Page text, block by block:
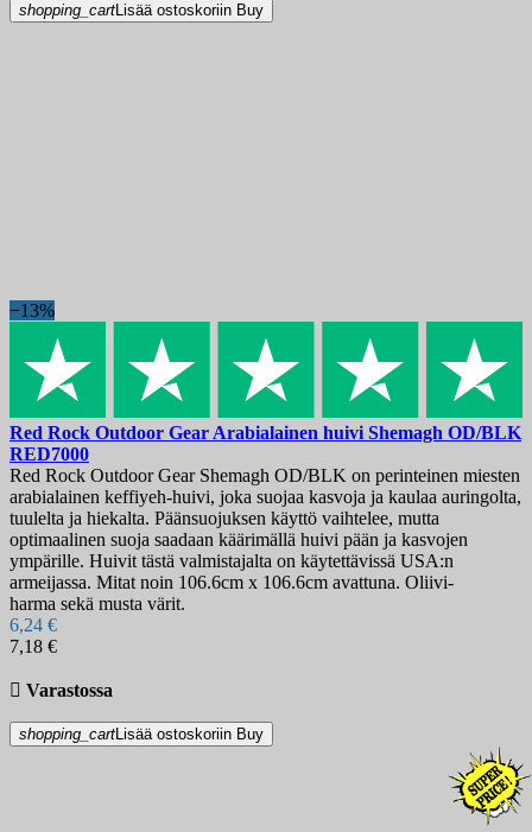
shopping_cartLisää ostoskoriin Buy
−13%
Red Rock Outdoor Gear Arabialainen huivi Shemagh OD/BLK
RED7000
Red Rock Outdoor Gear Shemagh OD/BLK on perinteinen miesten
arabialainen keffiyeh-huivi, joka suojaa kasvoja ja kaulaa auringolta,
tuulelta ja hiekalta. Päänsuojuksen käyttö vaihtelee, mutta
optimaalinen suoja saadaan käärimällä huivi pään ja kasvojen
ympärille. Huivit tästä valmistajalta on käytettävissä USA:n
armeijassa. Mitat noin 106.6cm x 106.6cm avattuna. Oliivi-
harma sekä musta värit.
6,24 €
7,18 €
 Varastossa
shopping_cartLisää ostoskoriin Buy